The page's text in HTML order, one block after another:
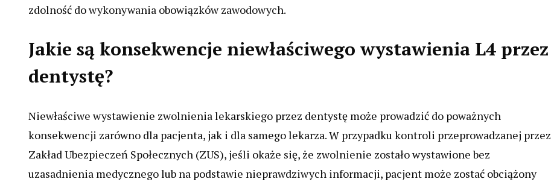
zdolność do wykonywania obowiązków zawodowych.
Jakie są konsekwencje niewłaściwego wystawienia L4 przez
dentystę?
Niewłaściwe wystawienie zwolnienia lekarskiego przez dentystę może prowadzić do poważnych
konsekwencji zarówno dla pacjenta, jak i dla samego lekarza. W przypadku kontroli przeprowadzanej przez
Zakład Ubezpieczeń Społecznych (ZUS), jeśli okaże się, że zwolnienie zostało wystawione bez
uzasadnienia medycznego lub na podstawie nieprawdziwych informacji, pacjent może zostać obciążony